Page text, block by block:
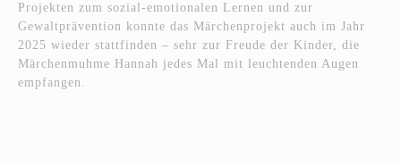
Projekten zum sozial-emotionalen Lernen und zur
Gewaltprävention konnte das Märchenprojekt auch im Jahr
2025 wieder stattfinden – sehr zur Freude der Kinder, die
Märchenmuhme Hannah jedes Mal mit leuchtenden Augen
empfangen.